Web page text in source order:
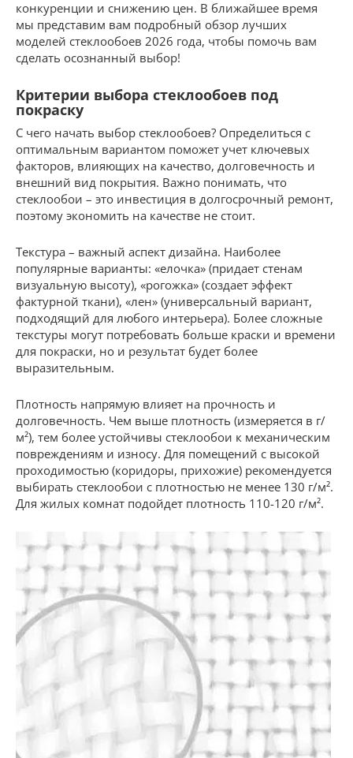
конкуренции и снижению цен. В ближайшее время
мы представим вам подробный обзор лучших
моделей стеклообоев 2026 года, чтобы помочь вам
сделать осознанный выбор!
Критерии выбора стеклообоев под
покраску
С чего начать выбор стеклообоев? Определиться с
оптимальным вариантом поможет учет ключевых
факторов, влияющих на качество, долговечность и
внешний вид покрытия. Важно понимать, что
стеклообои – это инвестиция в долгосрочный ремонт,
поэтому экономить на качестве не стоит.
Текстура – важный аспект дизайна. Наиболее
популярные варианты: «елочка» (придает стенам
визуальную высоту), «рогожка» (создает эффект
фактурной ткани), «лен» (универсальный вариант,
подходящий для любого интерьера). Более сложные
текстуры могут потребовать больше краски и времени
для покраски, но и результат будет более
выразительным.
Плотность напрямую влияет на прочность и
долговечность. Чем выше плотность (измеряется в г/
м²), тем более устойчивы стеклообои к механическим
повреждениям и износу. Для помещений с высокой
проходимостью (коридоры, прихожие) рекомендуется
выбирать стеклообои с плотностью не менее 130 г/м².
Для жилых комнат подойдет плотность 110-120 г/м².